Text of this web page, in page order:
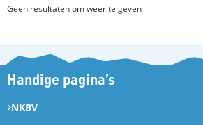
Geen resultaten om weer te geven
Handige pagina’s
NKBV